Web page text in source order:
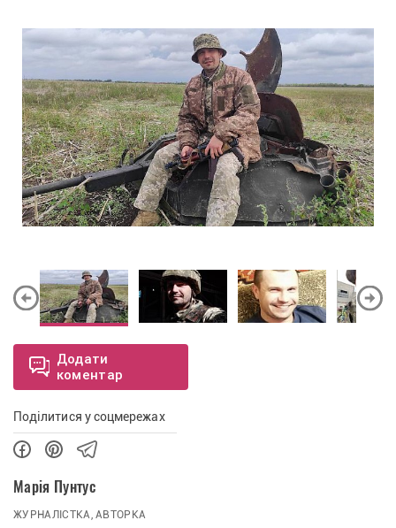
Марія Пунтус
ЖУРНАЛІСТКА, АВТОРКА
Додати
коментар
Поділитися у соцмережах